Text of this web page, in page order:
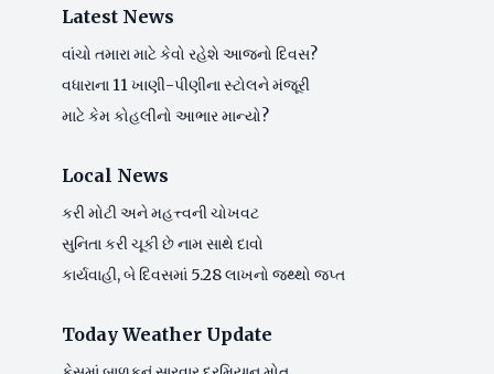
Latest News
વાંચો તમારા માટે કેવો રહેશે આજનો દિવસ?
વધારાના 11 ખાણી-પીણીના સ્ટોલને મંજૂરી
માટે કેમ કોહલીનો આભાર માન્યો?
Local News
કરી મોટી અને મહત્ત્વની ચોખવટ
સુનિતા કરી ચૂકી છે નામ સાથે દાવો
કાર્યવાહી, બે દિવસમાં 5.28 લાખનો જથ્થો જપ્ત
Today Weather Update